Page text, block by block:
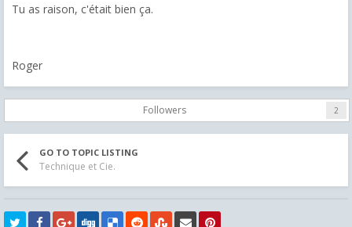
Tu as raison, c'était bien ça.
Roger
Followers 2
GO TO TOPIC LISTING
Technique et Cie.